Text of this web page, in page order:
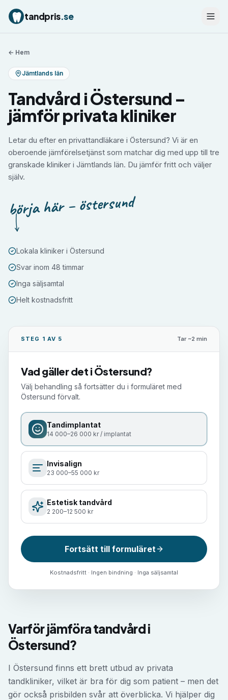
tandpris.se
← Hem
Jämtlands län
Tandvård i Östersund –
jämför privata kliniker
Letar du efter en privattandläkare i Östersund? Vi är en
oberoende jämförelsetjänst som matchar dig med upp till tre
granskade kliniker i Jämtlands län. Du jämför fritt och väljer
själv.
börja här – östersund
Lokala kliniker i Östersund
Svar inom 48 timmar
Inga säljsamtal
Helt kostnadsfritt
STEG 1 AV 5 Tar ~2 min
Vad gäller det i Östersund?
Välj behandling så fortsätter du i formuläret med
Östersund förvalt.
Tandimplantat
14 000–26 000 kr / implantat
Invisalign
23 000–55 000 kr
Estetisk tandvård
2 200–12 500 kr
Fortsätt till formuläret
Kostnadsfritt · Ingen bindning · Inga säljsamtal
Varför jämföra tandvård i
Östersund?
I Östersund finns ett brett utbud av privata
tandkliniker, vilket är bra för dig som patient – men det
gör också prisbilden svår att överblicka. Vi hjälper dig